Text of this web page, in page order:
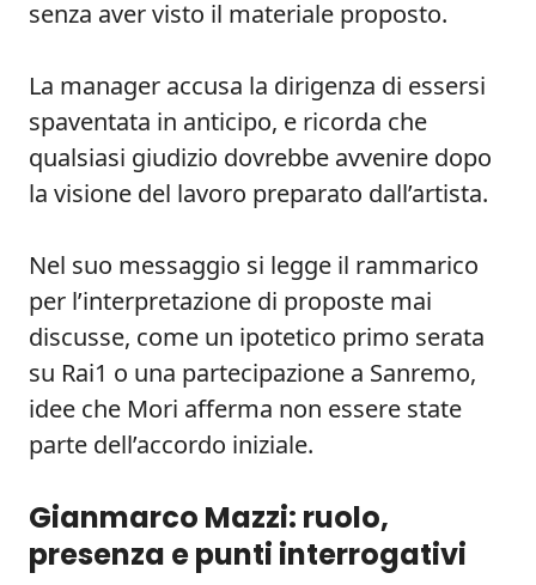
senza aver visto il materiale proposto.
La manager accusa la dirigenza di essersi
spaventata in anticipo, e ricorda che
qualsiasi giudizio dovrebbe avvenire dopo
la visione del lavoro preparato dall’artista.
Nel suo messaggio si legge il rammarico
per l’interpretazione di proposte mai
discusse, come un ipotetico primo serata
su Rai1 o una partecipazione a Sanremo,
idee che Mori afferma non essere state
parte dell’accordo iniziale.
Gianmarco Mazzi: ruolo,
presenza e punti interrogativi